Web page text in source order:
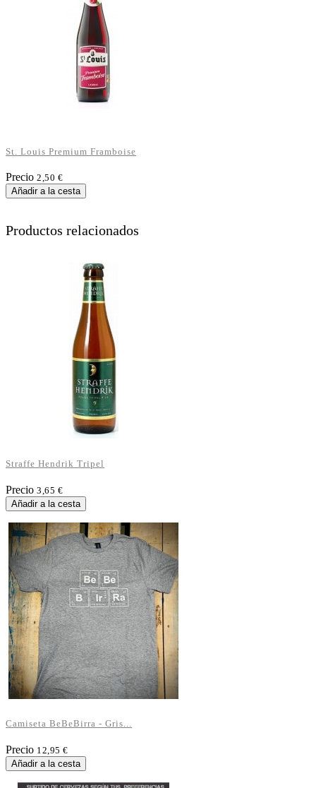
St. Louis Premium Framboise
Precio 2,50 €
Añadir a la cesta
Productos relacionados
Straffe Hendrik Tripel
Precio 3,65 €
Añadir a la cesta
Camiseta BeBeBirra - Gris...
Precio 12,95 €
Añadir a la cesta